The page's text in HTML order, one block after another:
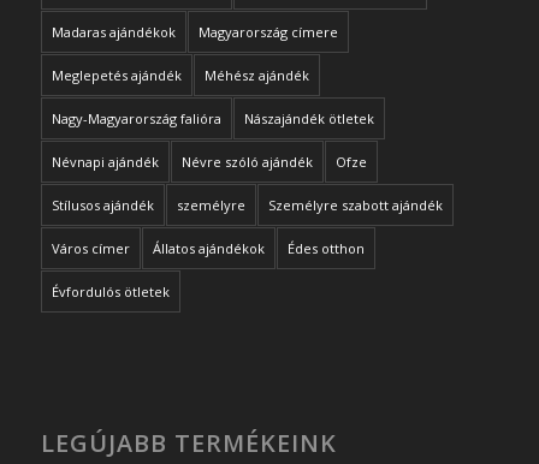
Madaras ajándékok Magyarország címere
Meglepetés ajándék Méhész ajándék
Nagy-Magyarország falióra Nászajándék ötletek
Névnapi ajándék Névre szóló ajándék Ofze
Stílusos ajándék személyre Személyre szabott ajándék
Város címer Állatos ajándékok Édes otthon
Évfordulós ötletek
LEGÚJABB TERMÉKEINK